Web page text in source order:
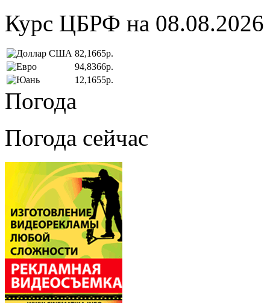
Курс ЦБРФ на 08.08.2026
82,1665р.
94,8366р.
12,1655р.
Погода
Погода сейчас